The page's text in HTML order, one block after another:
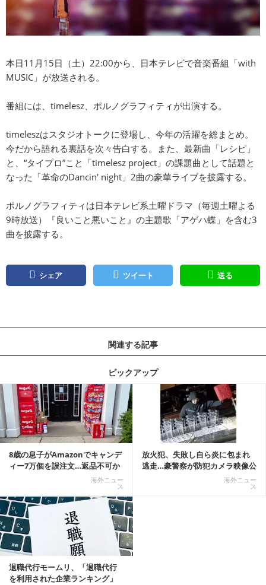
本日11月15日（土）22:00から、日本テレビで音楽番組「with
MUSIC」が放送される。
番組には、timelesz、ポルノグラフィティが出演する。
timeleszはスタジオトークに登場し、今年の活躍を総まとめ。
今だから語れる裏話を次々告白する。また、最新曲「レシピ」
と、“タイプロ”こと「timelesz project」の課題曲として話題と
なった「革命のDancin' night」2曲の豪華ライブを披露する。
ポルノグラフィティは日本テレビ系土曜ドラマ（毎週土曜よる
9時放送）『良いこと悪いこと』の主題歌「アゲハ蝶」を含む3
曲を披露する。
シェア ツイート 送る
関連する記事
ピックアップ
8歳の息子がAmazonでキャンデ
ィー7万個を誤注文…返品不可か
海外ニュー
ス
放火犯、失敗し自ら炎に包まれ
逃走…豪警察が防犯カメラ映像公
海外ニュー
ス
記事を読む
退職代行モームリ、「退職代行
を利用された企業ランキング」